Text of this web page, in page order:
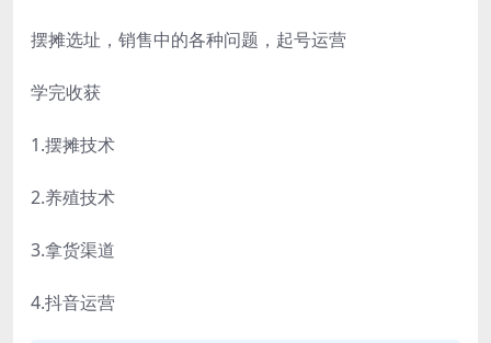
摆摊选址，销售中的各种问题，起号运营
学完收获
1.摆摊技术
2.养殖技术
3.拿货渠道
4.抖音运营